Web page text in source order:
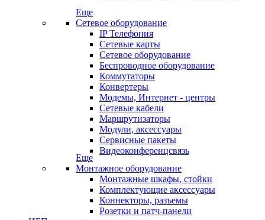
Еще
Сетевое оборудование
IP Телефония
Сетевые карты
Сетевое оборудование
Беспроводное оборудование
Коммутаторы
Конвертеры
Модемы, Интернет - центры
Сетевые кабели
Маршрутизаторы
Модули, аксессуары
Сервисные пакеты
Видеоконференцсвязь
Еще
Монтажное оборудование
Монтажные шкафы, стойки
Комплектующие аксессуары
Коннекторы, разъемы
Розетки и патч-панели